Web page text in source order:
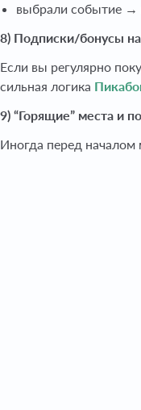
выбрали событие →
8) Подписки/бонусы на
Если вы регулярно
сильная логика
9) “Горящие” места и
Иногда перед